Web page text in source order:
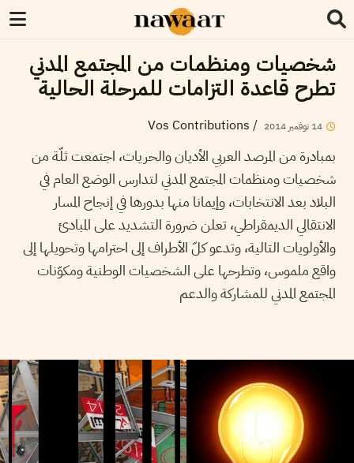
شخصيات ومنظمات من المجتمع المدني
تطرح قاعدة التزامات للمرحلة الحالية
14 نوفمبر 2014
/
Vos Contributions
بمبادرة من المرصد العربي الأديان والحريات، اجتمعت ثلّة من
شخصيات ومنظمات المجتمع المدني لتدارس الوضع العام في
البلاد بعد الانتخابات، وإيمانا منها بدورها في إنجاح المسار
الانتقالي الديمقراطي، تعلن ضرورة التشديد على المبادئ
والأولويات التالية، وتدعو كلّ الأطراف إلى احترامها وتحويلها إلى
واقع ملموس، وتطرحها على الشخصيات الوطنية ومكوّنات
المجتمع المدني للمشاركة والدعم